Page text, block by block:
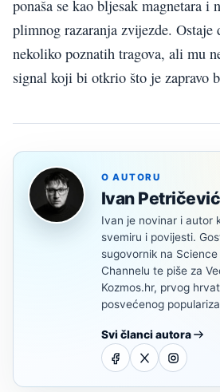
ponaša se kao bljesak magnetara i
plimnog razaranja zvijezde. Ostaje
nekoliko poznatih tragova, ali mu
signal koji bi otkrio što je zapravo
O AUTORU
Ivan Petričević
Ivan je novinar i autor
svemiru i povijesti.
sugovornik na
Channelu te piše za
Kozmos.hr, prvog
posvećenog
Svi članci autora